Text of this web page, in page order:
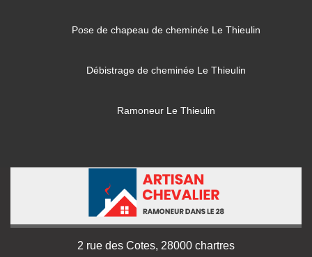
Pose de chapeau de cheminée Le Thieulin
Débistrage de cheminée Le Thieulin
Ramoneur Le Thieulin
2 rue des Cotes, 28000 chartres